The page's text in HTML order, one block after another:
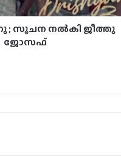
; സൂചന നൽകി ജീത്തു
ജോസഫ്